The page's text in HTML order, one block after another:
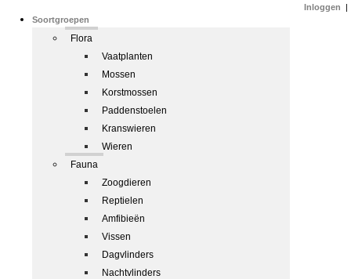
Soortgroepen
Flora
Vaatplanten
Mossen
Korstmossen
Paddenstoelen
Kranswieren
Wieren
Fauna
Zoogdieren
Reptielen
Amfibieën
Vissen
Dagvlinders
Nachtvlinders
Inloggen |